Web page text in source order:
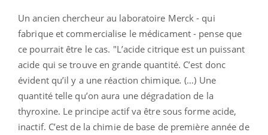
Un ancien chercheur au laboratoire Merck - qui
fabrique et commercialise le médicament - pense que
ce pourrait être le cas. "L’acide citrique est un puissant
acide qui se trouve en grande quantité. C’est donc
évident qu’il y a une réaction chimique. (…) Une
quantité telle qu’on aura une dégradation de la
thyroxine. Le principe actif va être sous forme acide,
inactif. C’est de la chimie de base de première année de